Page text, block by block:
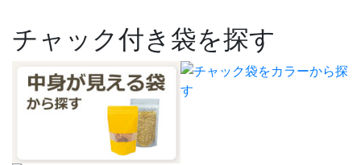
チャック付き袋を探す